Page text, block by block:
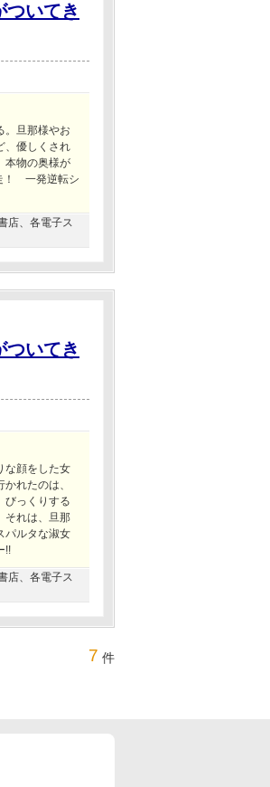
ついてき
。旦那様やお
、優しくされ
本物の奥様が
！ 一発逆転シ
店、各電子ス
ついてき
な顔をした女
れたのは、
っくりする
それは、旦那
パルタな淑女
!!
店、各電子ス
7 件